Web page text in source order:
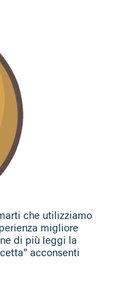
un
che utilizziamo
migliore
di più leggi la
acconsenti